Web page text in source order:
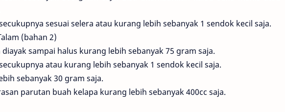
sesuai selera atau kurang lebih sebanyak 1 sendok kecil saja.
(bahan 2)
sampai halus kurang lebih sebanyak 75 gram saja.
atau kurang lebih sebanyak 1 sendok kecil saja.
sebanyak 30 gram saja.
parutan buah kelapa kurang lebih sebanyak 400cc saja.